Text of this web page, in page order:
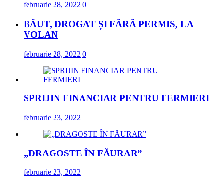
februarie 28, 2022 0
BĂUT, DROGAT ȘI FĂRĂ PERMIS, LA
VOLAN
februarie 28, 2022 0
SPRIJIN FINANCIAR PENTRU FERMIERI
februarie 23, 2022
„DRAGOSTE ÎN FĂURAR”
februarie 23, 2022